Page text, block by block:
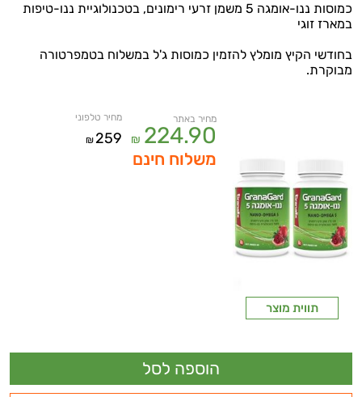
כמוסות ננו-אומגה 5 משמן זרעי רימונים, בטכנולוגיית ננו-טיפות
במארז זוגי
בחודשי הקיץ מומלץ להזמין כמוסות ג'ל במשלוח בטמפרטורה
מבוקרת.
תווית מוצר
מחיר באתר
224.90
₪
מחיר טלפוני
259
₪
משלוח חינם